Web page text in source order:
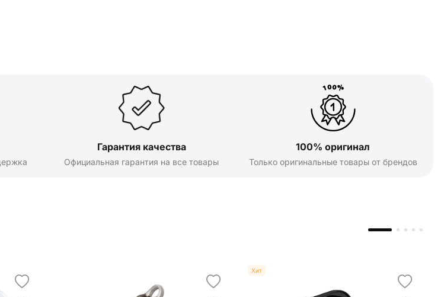
Гарантия качества
Официальная гарантия на все товары
100% оригинал
Только оригинальные товары от брендов
Хит